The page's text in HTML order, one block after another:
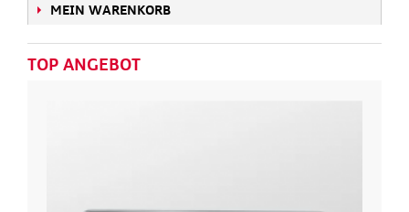
MEIN WARENKORB
TOP ANGEBOT